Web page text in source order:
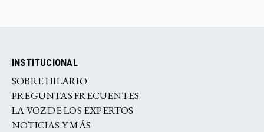
INSTITUCIONAL
SOBRE HILARIO
PREGUNTAS FRECUENTES
LA VOZ DE LOS EXPERTOS
NOTICIAS Y MÁS